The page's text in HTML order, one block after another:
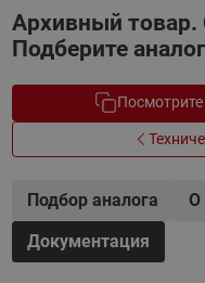
Архивный
Подберите
Подбор аналога О
Документация